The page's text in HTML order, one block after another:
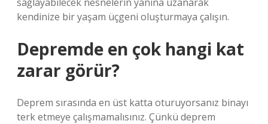
kendinize bir yaşam üçgeni oluşturmaya çalışın.
Depremde en çok hangi kat
zarar görür?
Deprem sırasında en üst katta oturuyorsanız binayı
terk etmeye çalışmamalısınız. Çünkü deprem